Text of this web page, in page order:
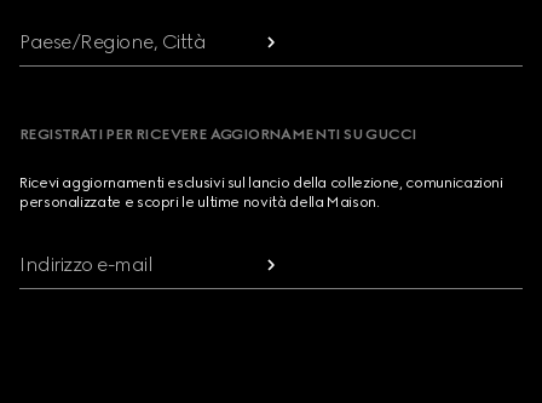
Paese/Regione, Città
REGISTRATI PER RICEVERE AGGIORNAMENTI SU GUCCI
Ricevi aggiornamenti esclusivi sul lancio della collezione, comunicazioni
personalizzate e scopri le ultime novità della Maison.
Indirizzo e-mail